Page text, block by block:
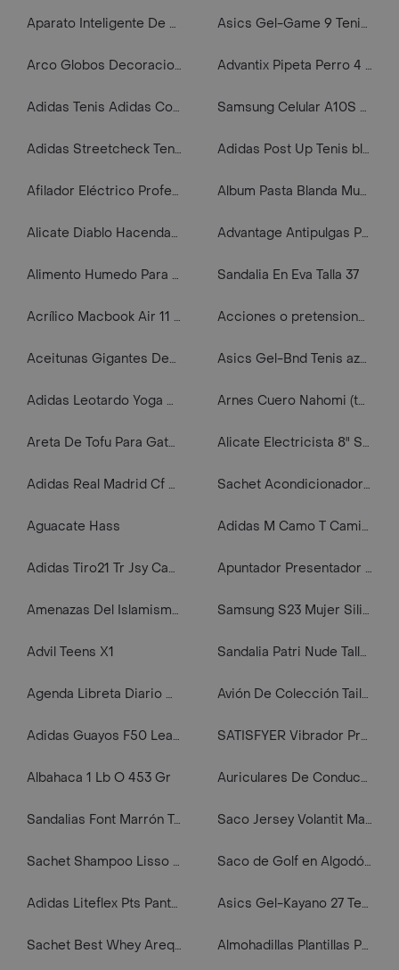
Aparato Inteligente De Raspado Y Ventosaterapia Masajeador Asics Gel-Game 9 Tenis De Hombre Para Tenis
Arco Globos Decoracion Payaso Plim Circulo Azul Cortina # 7 Advantix Pipeta Perro 4 A 10 Kg.
Adidas Tenis Adidas Court blanco de hombre lifestyle Samsung Celular A10S 32 Gb Azul
Adidas Streetcheck Tenis negro de mujer lifestyle Adidas Post Up Tenis blanco de hombre lifestyle
Afilador Eléctrico Profesional, Automático, Doméstico, Multifuncional Fk17-afi Album Pasta Blanda Mundial 2026 Panini Copa Mundial Fifa 2026 + 104 Sobres + Balon+ Alcancía + Termo
Alicate Diablo Hacendado 10.5'' Pulgadas Gavilán Incolma Advantage Antipulgas Para Gato Hasta 4 Kg (0.4 Ml)
Alimento Humedo Para Perro Cuidado Hepatico Para Perros 275 Gr Sandalia En Eva Talla 37
Acrílico Macbook Air 11 Transparente Acciones o pretensiones contencioso administrativas
Aceitunas Gigantes Deshuesada Asics Gel-Bnd Tenis azul de hombre lifestyle
Adidas Leotardo Yoga Studio negro de mujer para entrenamiento Arnes Cuero Nahomi (top, Liguero, Ligas, Esposas)
Areta De Tofu Para Gatos Lavanda - Silvester 2.5k Alicate Electricista 8" Stanley 84023
Adidas Real Madrid Cf H Jsy Camiseta De Equipo blanco de hombre para futbol Sachet Acondicionador Hask Profundo Curl Care 50ml
Aguacate Hass Adidas M Camo T Camiseta Manga Corta gris de hombre lifestyle
Adidas Tiro21 Tr Jsy Camiseta Manga Corta negro de hombre para futbol Apuntador Presentador Laser Inalambrico Usb Diapositivas - Pp1000
Amenazas Del Islamismo Radical en el Proceso de Globalización Samsung S23 Mujer Silicon Case Forro
Advil Teens X1 Sandalia Patri Nude Talla 41 Mujer Mango
Agenda Libreta Diario Unicornio Pony 3d Corazones Estrellas Avión De Colección Tailwinds A Escala Helicóptero Lightning
Adidas Guayos F50 League De Ninos Para Terreno morado de niño para futbol SATISFYER Vibrador Pro 3 Vibration
Albahaca 1 Lb O 453 Gr Auriculares De Conducción Ósea Bluetooth Inalámbricos Ohf-009 (negro)
Sandalias Font Marrón Talla 42 Mujer Mango Saco Jersey Volantit Marrón Talla 19 Niñas Mango
Sachet Shampoo Lisso Inteligente 1x 15ml Saco de Golf en Algodón Cuello V Para Hombre - Inesis Cw100 Gris
Adidas Liteflex Pts Pantalón amarillo de hombre para outdoor Asics Gel-Kayano 27 Tenis gris de hombre para correr
Sachet Best Whey Arequipe 33 Gramos Almohadillas Plantillas Protectoras Pro Talón Tacón Zapatos